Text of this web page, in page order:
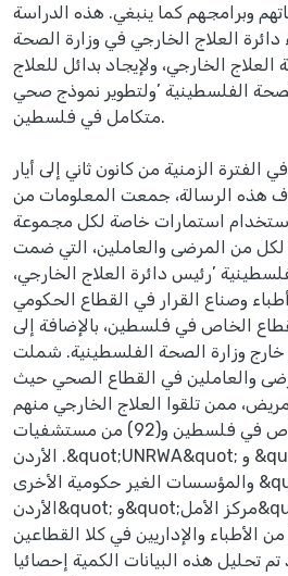
وبرامجهم كما ينبغي. هذه الدراسة
دائرة العلاج الخارجي في وزارة الصحة
العلاج الخارجي، ولإيجاد بدائل للعلاج
الفلسطينية ’ولتطوير نموذج صحي
متكامل في فلسطين.
الزمنية من كانون ثاني إلى أيار
هدف هذه الرسالة، جمعت المعلومات من
استمارات خاصة لكل مجموعة
من المرضى والعاملين، التي ضمت
’رئيس دائرة العلاج الخارجي،
أطباء وصناع القرار في القطاع الحكومي &quot;القطاع العام
الخاص في فلسطين، بالإضافة إلى
خارج وزارة الصحة الفلسطينية. شملت
والعاملين في القطاع الصحي حيث
عدد العينة (191) مريض، ممن تلقوا العلاج الخارجي منهم
(99) من القطاع الخاص في فلسطين و(92) من مستشفيات
الأردن .&quot;UNRWA&quot; و &quot;NGOS&quot;
والمؤسسات الغير حكومية الأخرى &quot;مستشفى
الأردن&quot; و&quot;مركز الأمل&quot;. أما بالنسبة للعاملين
حجم العينة (40) من الأطباء والإداريين في كلا القطاعين
تحليل هذه البيانات الكمية إحصائيا